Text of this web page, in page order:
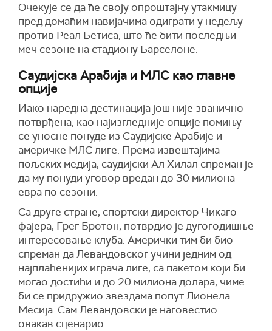
Очекује се да ће своју опроштајну утакмицу
пред домаћим навијачима одиграти у недељу
против Реал Бетиса, што ће бити последњи
меч сезоне на стадиону Барселоне.
Саудијска Арабија и МЛС као главне
опције
Иако наредна дестинација још није званично
потврђена, као најизгледније опције помињу
се уносне понуде из Саудијске Арабије и
америчке МЛС лиге. Према извештајима
пољских медија, саудијски Ал Хилал спреман је
да му понуди уговор вредан до 30 милиона
евра по сезони.
Са друге стране, спортски директор Чикаго
фајера, Грег Бротон, потврдио је дугогодишње
интересовање клуба. Амерички тим би био
спреман да Левандовског учини једним од
најплаћенијих играча лиге, са пакетом који би
могао достићи и до 20 милиона долара, чиме
би се придружио звездама попут Лионела
Месија. Сам Левандовски је наговестио
овакав сценарио.